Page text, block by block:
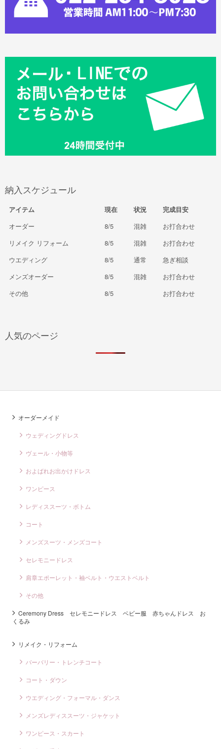
納入スケジュール
アイテム 現在 状況
完成目安
オーダー
8/5 混雑
お打合わせ
リメイク リフォーム
8/5 混雑
お打合わせ
ウエディング
8/5 通常
急ぎ相談
メンズオーダー
8/5 混雑
お打合わせ
その他
8/5 お打合わせ
人気のページ
オーダーメイド
ウェディングドレス
ヴェール・小物等
およばれお出かけドレス
ワンピース
レディススーツ・ボトム
コート
メンズスーツ・メンズコート
セレモニードレス
肩章エポーレット・袖ベルト・ウエストベルト
その他
Ceremony Dress セレモニードレス ベビー服 赤ちゃんドレス お
くるみ
リメイク・リフォーム
バーバリー・トレンチコート
コート・ダウン
ウエディング・フォーマル・ダンス
メンズレディススーツ・ジャケット
ワンピース・スカート